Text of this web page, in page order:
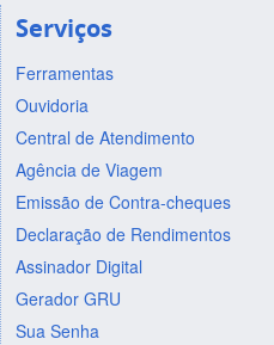
Serviços
Ferramentas
Ouvidoria
Central de Atendimento
Agência de Viagem
Emissão de Contra-cheques
Declaração de Rendimentos
Assinador Digital
Gerador GRU
Sua Senha